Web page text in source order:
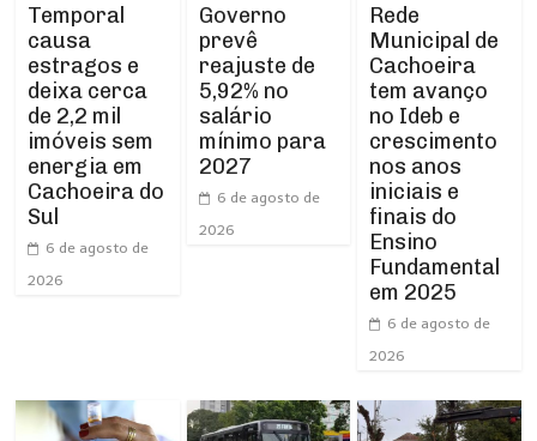
Temporal
causa
estragos e
deixa cerca
de 2,2 mil
imóveis sem
energia em
Cachoeira do
Sul
6 de agosto de
2026
Governo
prevê
reajuste de
5,92% no
salário
mínimo para
2027
6 de agosto de
2026
Rede
Municipal de
Cachoeira
tem avanço
no Ideb e
crescimento
nos anos
iniciais e
finais do
Ensino
Fundamental
em 2025
6 de agosto de
2026